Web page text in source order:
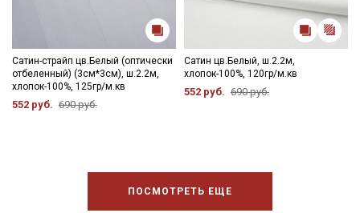
Сатин-страйп цв.Белый (оптически
отбеленный) (3см*3см), ш.2.2м,
хлопок-100%, 125гр/м.кв
552 руб. 690 руб.
Сатин цв.Белый, ш.2.2м,
хлопок-100%, 120гр/м.кв
552 руб. 690 руб.
ПОСМОТРЕТЬ ЕЩЕ